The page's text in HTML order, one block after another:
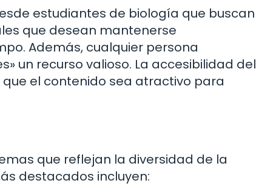
estudiantes de biología que buscan
que desean mantenerse
Además, cualquier persona
un recurso valioso. La accesibilidad del
el contenido sea atractivo para
que reflejan la diversidad de la
destacados incluyen: